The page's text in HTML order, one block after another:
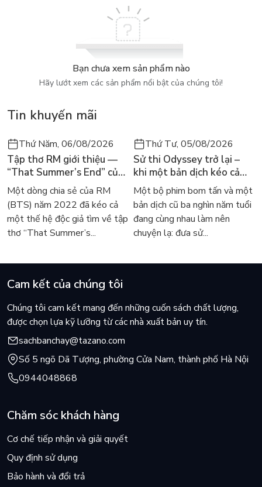
Bạn chưa xem sản phẩm nào
Hãy lướt xem các sản phẩm nổi bật của chúng tôi!
Tin khuyến mãi
Thứ Năm, 06/08/2026
Tập thơ RM giới thiệu —
“That Summer’s End” của
Lee Seong-bok ra mắt bản
tiếng Anh sau 4 năm gây
sốt
Một dòng chia sẻ của RM
(BTS) năm 2022 đã kéo cả
một thế hệ độc giả tìm về tập
thơ “That Summer’s...
Thứ Tư, 05/08/2026
Sử thi Odyssey trở lại –
khi một bản dịch kéo cả
thế giới về với văn học
kinh điển
Một bộ phim bom tấn và một
bản dịch cũ ba nghìn năm tuổi
đang cùng nhau làm nên
chuyện lạ: đưa sử...
Cam kết của chúng tôi
Chúng tôi cam kết mang đến những cuốn sách chất lượng,
được chọn lựa kỹ lưỡng từ các nhà xuất bản uy tín.
sachbanchay@tazano.com
Số 5 ngõ Dã Tượng, phường Cửa Nam, thành phố Hà Nội
0944048868
Chăm sóc khách hàng
Cơ chế tiếp nhận và giải quyết
Quy định sử dụng
Bảo hành và đổi trả